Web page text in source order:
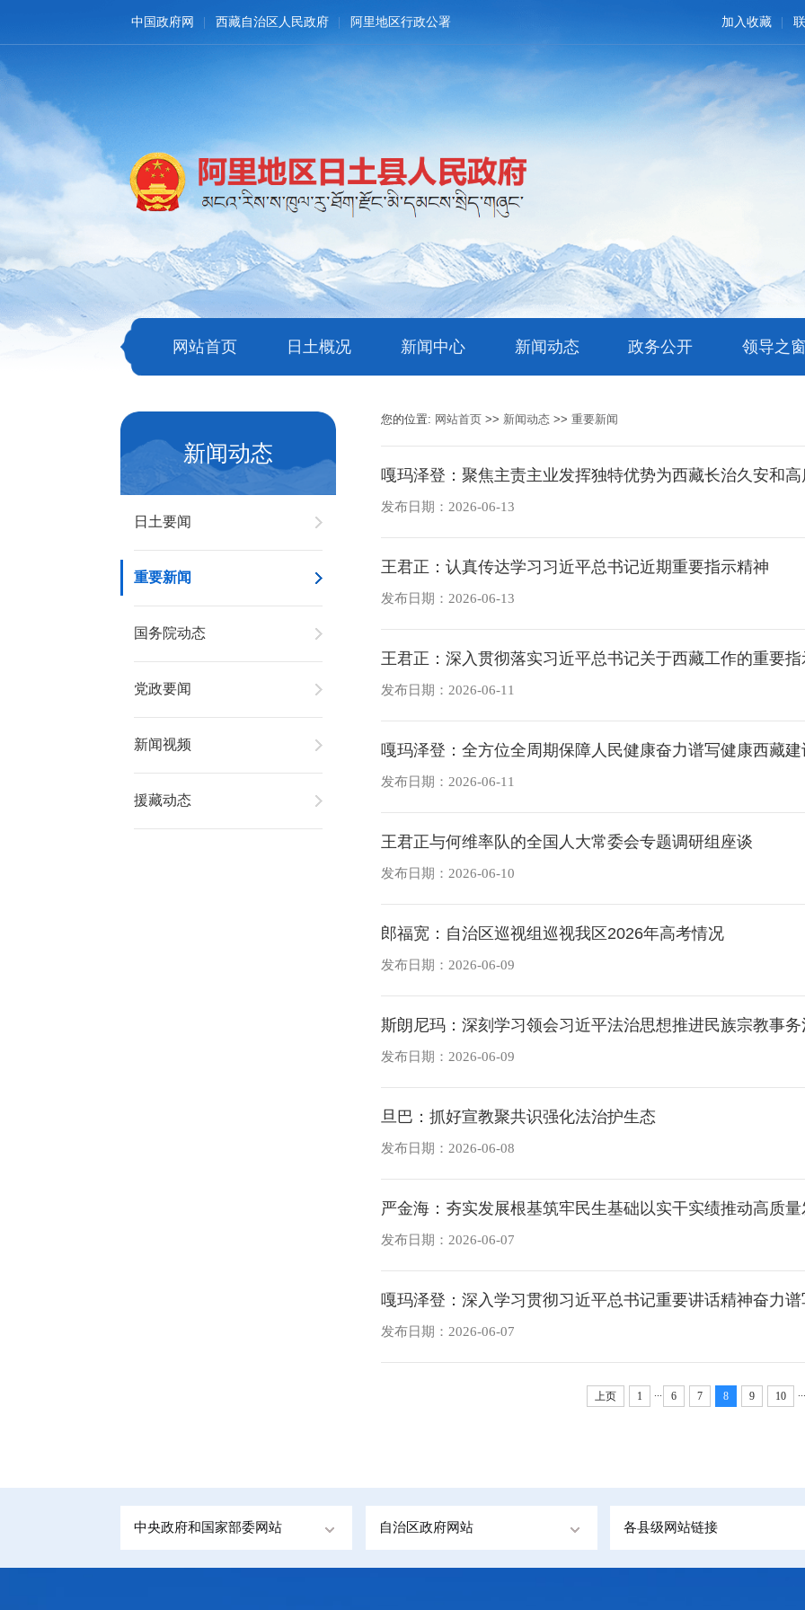
中国政府网 西藏自治区人民政府 阿里地区行政公署 加入收藏
网站首页 日土概况 新闻中心 新闻动态 政务公开 领导之窗
新闻动态
日土要闻
重要新闻
国务院动态
党政要闻
新闻视频
援藏动态
您的位置: 网站首页 >> 新闻动态 >>重要新闻
嘎玛泽登：聚焦主责主业发挥独特优势为西藏长治久安和
发布日期：2026-06-13
王君正：认真传达学习习近平总书记近期重要指示精神
发布日期：2026-06-13
王君正：深入贯彻落实习近平总书记关于西藏工作的重要
发布日期：2026-06-11
嘎玛泽登：全方位全周期保障人民健康奋力谱写健康西藏
发布日期：2026-06-11
王君正与何维率队的全国人大常委会专题调研组座谈
发布日期：2026-06-10
郎福宽：自治区巡视组巡视我区2026年高考情况
发布日期：2026-06-09
斯朗尼玛：深刻学习领会习近平法治思想推进民族宗教事
发布日期：2026-06-09
旦巴：抓好宣教聚共识强化法治护生态
发布日期：2026-06-08
严金海：夯实发展根基筑牢民生基础以实干实绩推动高质量
发布日期：2026-06-07
嘎玛泽登：深入学习贯彻习近平总书记重要讲话精神奋力
发布日期：2026-06-07
上页 1 ... 6 7 8 9 10 ...
中央政府和国家部委网站 自治区政府网站 各县级网站链接